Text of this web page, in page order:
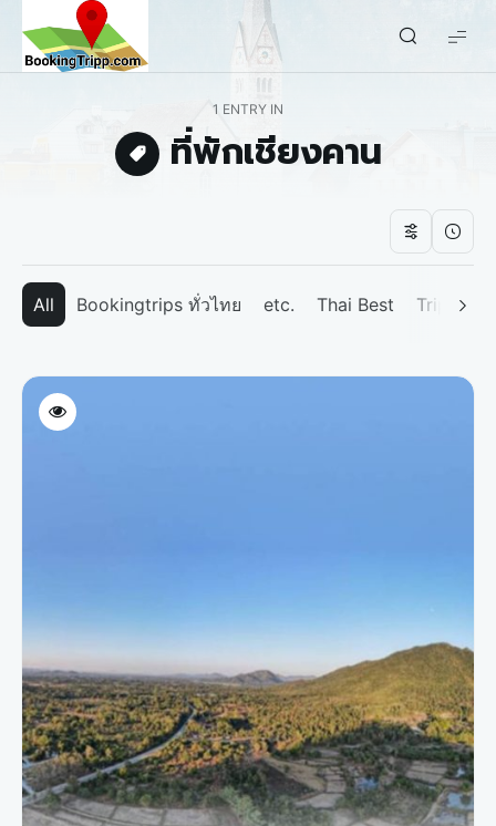
bookingtripp.com
1 ENTRY IN
ที่พักเชียงคาน
All Bookingtrips ทั่วไทย etc. Thai Best Tripp